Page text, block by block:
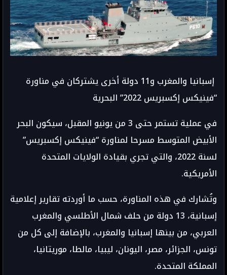
إسبانيا والمغرب و11 دولة أخرى يشتركان في مناورة
“فينيكس إكسبريس 2022” البحرية
في عملية تستمر حتى 3 من يونيو المقبل، سيكون البحر
الأبيض المتوسط مسرحا لمناورة “فينيكس إكسبريس”
لسنة 2022، والتي تجري بقيادة الولايات المتحدة
الأمريكية.
وتُشارك في هذه المناورة، حسب ما أوردته تقارير إعلامية
إسبانية، 13 دولة من حلف شمال الأطلسي والمغرب
العربي، من بينها إسبانيا والمغرب، بالإضافة إلى كل من
تونس، الجزائر، مصر، اليونان، ليبيا، مالطا، موريتانيا،
المملكة المتحدة.